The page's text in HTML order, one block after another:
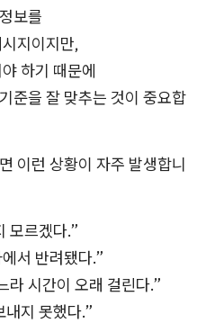
보를
지이지만,
하기 때문에
준을 잘 맞추는 것이 중요합
이런 상황이 자주 발생합니
모르겠다.”
서 반려됐다.”
라 시간이 오래 걸린다.”
내지 못했다.”